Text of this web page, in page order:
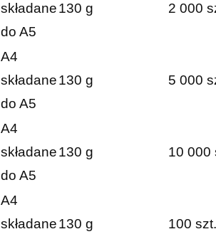
składane
do A5
130 g 2 000
A4
składane
do A5
130 g 5 000
A4
składane
do A5
130 g 10 000
A4
składane130 g 100 szt.